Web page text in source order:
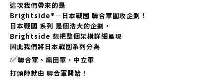
這次我們帶來的是
Brightside®－日本戰國 聯合軍圍攻企劃！
日本戰國 系列 是個浩大的企劃，
Brightside 想把整個架構詳細呈現
因此我們將日本戰國系列分為
✅聯合軍、 織田軍、中立軍
打頭陣就由 聯合軍開始！